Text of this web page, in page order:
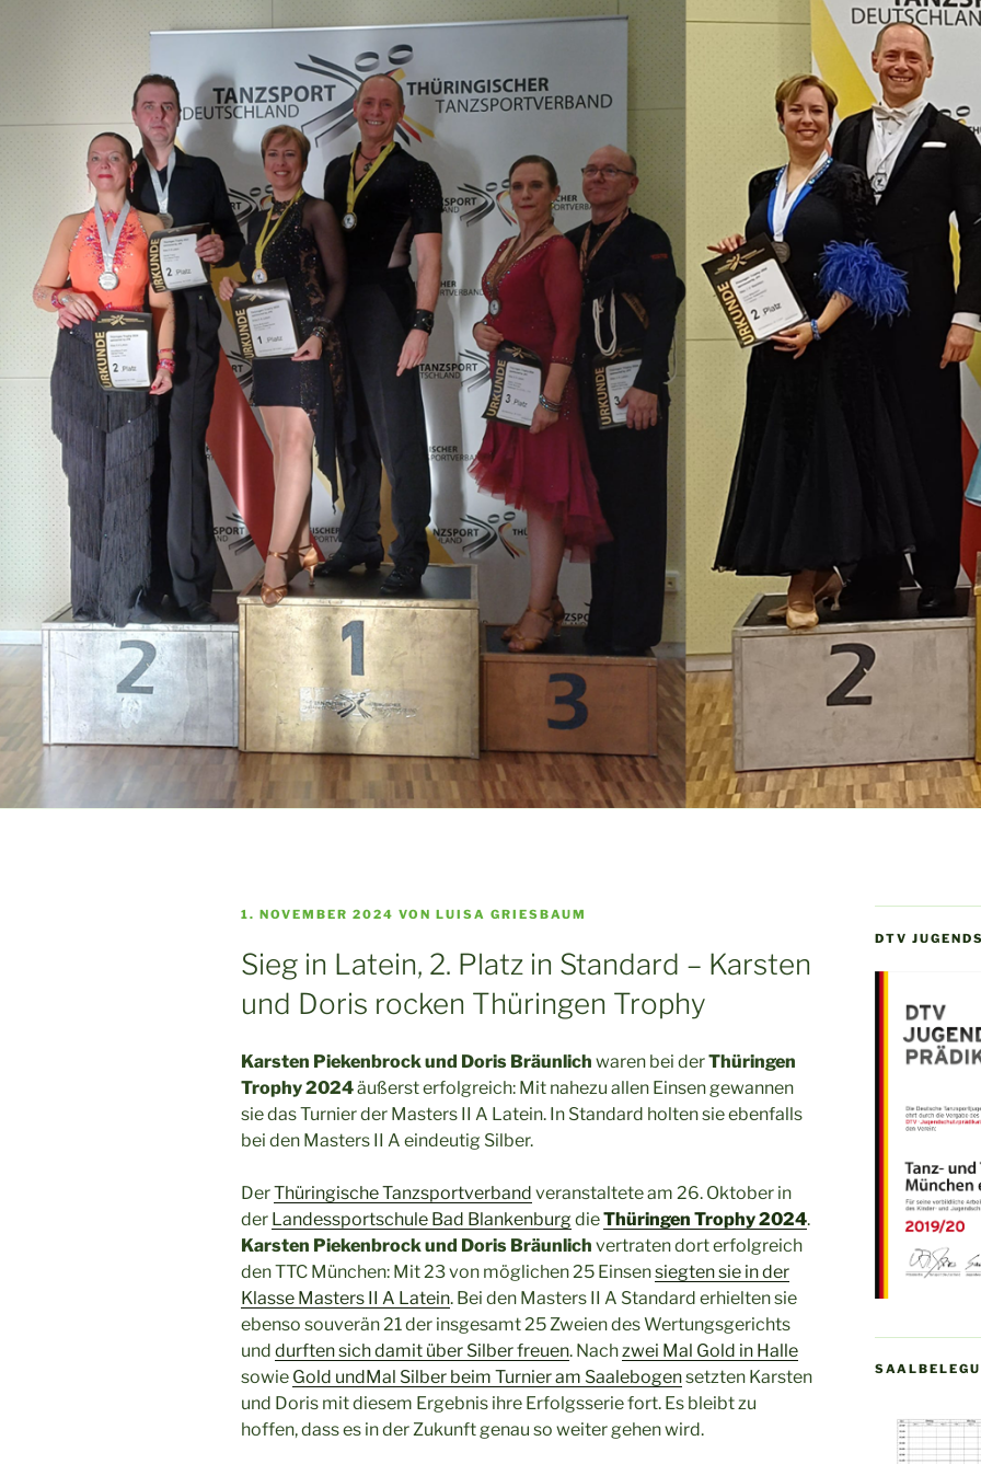
VERÖFFENTLICHT
1. NOVEMBER 2024 VON LUISA GRIESBAUM
Sieg in Latein, 2. Platz in Standard – Karsten
und Doris rocken Thüringen Trophy
Karsten Piekenbrock und Doris Bräunlich waren bei derThüringen
Trophy 2024äußerst erfolgreich: Mit nahezu allen Einsen gewannen
sie das Turnier der Masters II A Latein. In Standard holten sie ebenfalls
bei den Masters II A eindeutig Silber.
DerThüringische Tanzsportverband veranstaltete am 26. Oktober in
der Landessportschule Bad BlankenburgdieThüringen Trophy 2024.
Karsten Piekenbrock und Doris Bräunlich vertraten dort erfolgreich
den TTC München: Mit 23 von möglichen 25 Einsensiegten sie in der
Klasse Masters II A Latein. Bei den Masters II A Standard erhielten sie
ebenso souverän 21 der insgesamt 25 Zweien des Wertungsgerichts
und durften sich damit über Silber freuen. Nachzwei Mal Gold in Halle
sowie Gold undMal Silber beim Turnier am Saalebogensetzten Karsten
und Doris mit diesem Ergebnis ihre Erfolgsserie fort. Es bleibt zu
hoffen, dass es in der Zukunft genau so weiter gehen wird.
DTV